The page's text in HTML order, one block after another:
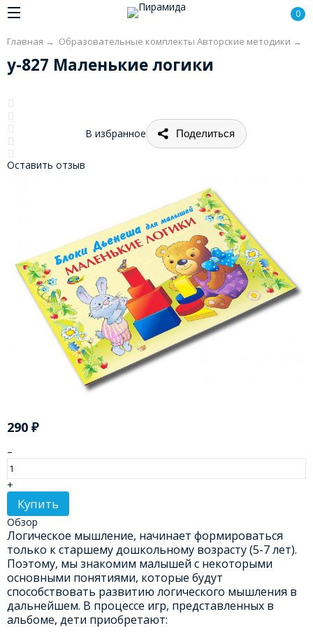
0
Главная → Образовательные комплекты Авторские методики →
у-827 Маленькие логики
Оставить отзыв
В избранное Поделиться
290 ₽
–
+
Купить
Обзор
Логическое мышление, начинает формироваться
только к старшему дошкольному возрасту (5-7 лет).
Поэтому, мы знакомим малышей с некоторыми
основными понятиями, которые будут
способствовать развитию логического мышления в
дальнейшем. В процессе игр, представленных в
альбоме, дети приобретают: